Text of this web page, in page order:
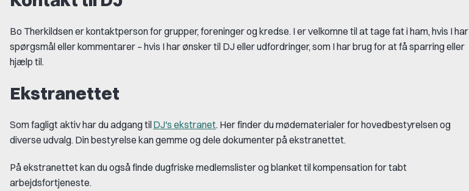
Bo Therkildsen er kontaktperson for grupper, foreninger og kredse. I er velkomne til at tage fat i ham, hvis I har
spørgsmåleller kommentarer – hvis I har ønsker til DJ eller udfordringer, som I har brug for at få sparring eller
hjælp til.
Ekstranettet
Som fagligt aktiv har du adgang tilDJ's ekstranet. Her finder du mødematerialer for hovedbestyrelsen og
diverse udvalg. Din bestyrelse kan gemme og dele dokumenter på ekstranettet.
På ekstranettet kan du også finde dugfriske medlemslister og blanket til kompensation for tabt
arbejdsfortjeneste.